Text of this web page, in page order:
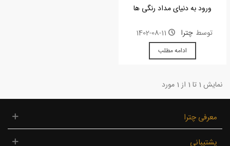
ورود به دنیای مداد رنگی ها
توسط چترا 1402-08-11
ادامه مطلب
نمایش 1 تا 1 از 1 مورد
معرفی چترا
پشتیبانی